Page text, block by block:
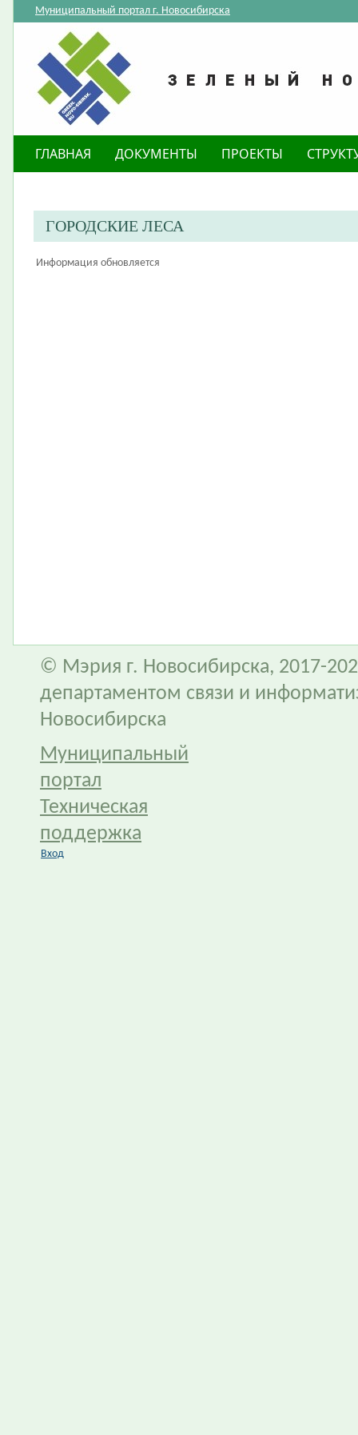
Муниципальный портал г. Новосибирска
ГЛАВНАЯ ДОКУМЕНТЫ ПРОЕКТЫ
ГОРОДСКИЕ ЛЕСА
Информация обновляется
© Мэрия г. Новосибирска, 2017-
департаментом связи и
Новосибирска
Муниципальный
портал
Техническая
поддержка
Вход